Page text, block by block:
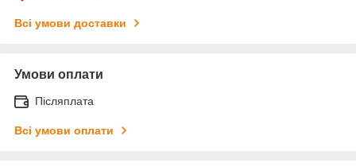
Всі умови доставки
Умови оплати
Післяплата
Всі умови оплати